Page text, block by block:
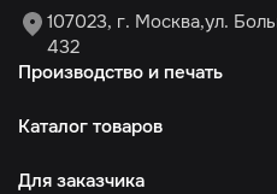
107023, г. Москва,ул.
432
Производство и печать
Каталог товаров
Для заказчика